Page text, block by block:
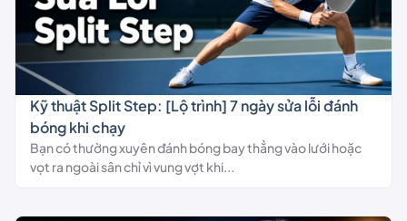
Kỹ thuật Split Step: [Lộ trình] 7 ngày sửa lỗi đánh
bóng khi chạy
Bạn có thường xuyên đánh bóng bay thẳng vào lưới hoặc
vọt ra ngoài sân chỉ vì vung vợt khi...